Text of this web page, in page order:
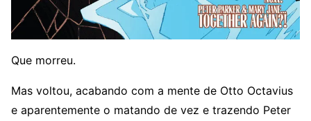
Que morreu.
Mas voltou, acabando com a mente de Otto Octavius
e aparentemente o matando de vez e trazendo Peter